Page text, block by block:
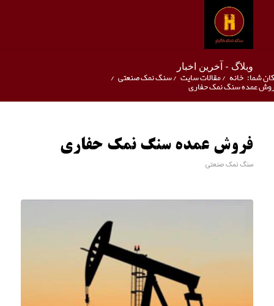
وبلاگ - آخرین اخبار
شما: خانه /مقالات سایت /سنگ نمک صنعتی /
عمده سنگ نمک حفاری
فروش عمده سنگ نمک حفاری
سنگ نمک صنعتی